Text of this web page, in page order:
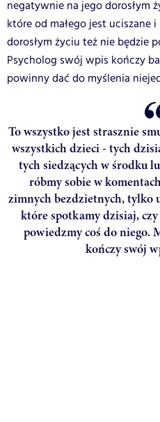
negatywnie na jego dorosłym
które od małego jest uciszane
dorosłym życiu też nie będzie
Psycholog swój wpis kończy
powinny dać do myślenia
To wszystko jest strasznie
wszystkich dzieci - tych
tych siedzących w środku
róbmy sobie w
zimnych bezdzietnych, tylko
które spotkamy dzisiaj,
powiedzmy coś do niego.
kończy swój